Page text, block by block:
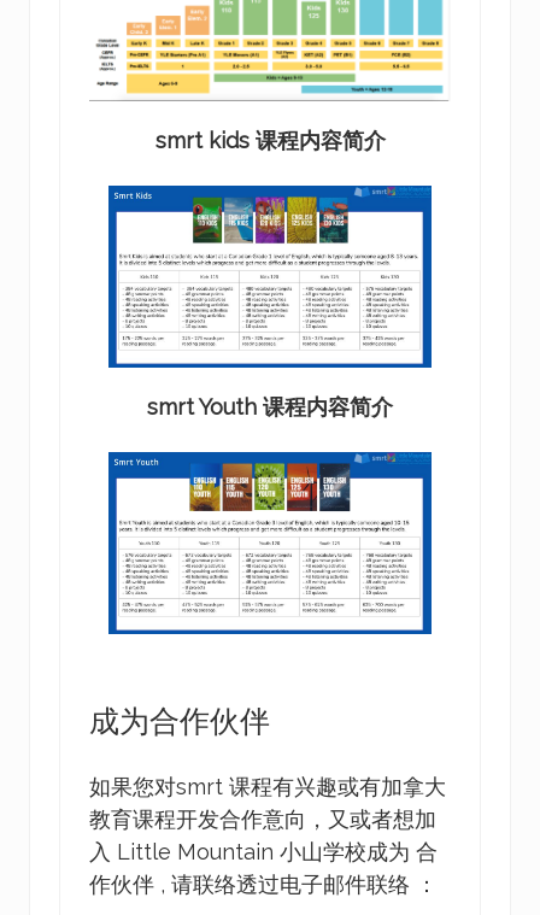
smrt kids 课程内容简介
smrt Youth 课程内容简介
成为合作伙伴
如果您对smrt 课程有兴趣或有加拿大
教育课程开发合作意向，又或者想加
入 Little Mountain 小山学校成为 合
作伙伴 , 请联络透过电子邮件联络 ：